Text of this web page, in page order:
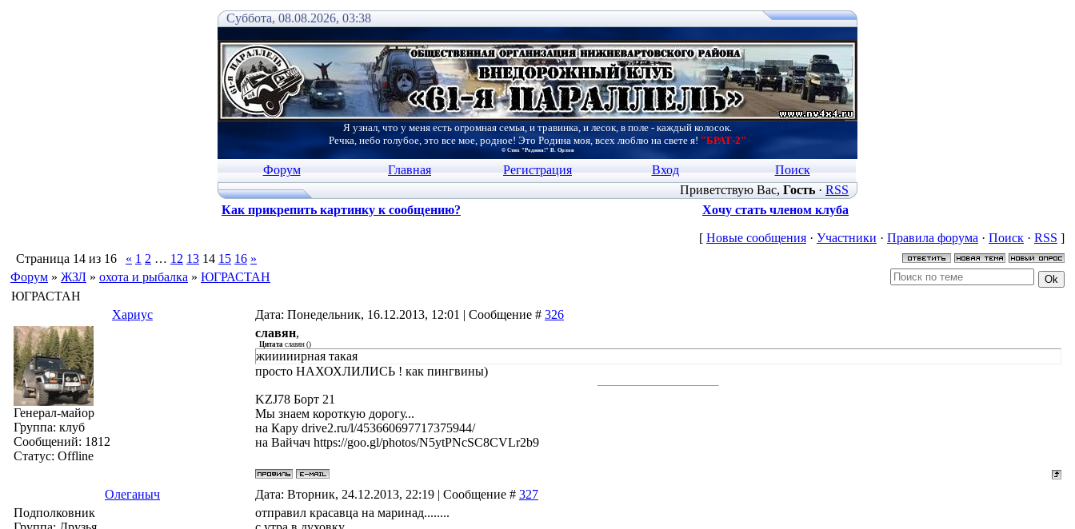
Суббота, 08.08.2026, 03:38
Я узнал, что у меня есть огромная семья, и травинка, и лесок, в поле - каждый колосок.
Речка, небо голубое, это все мое, родное! Это Родина моя, всех люблю на свете я! "БРАТ-2"
© Стих "Родина!" В. Орлов
Форум Главная Регистрация Вход
Поиск
Приветствую Вас, Гость· RSS
Как прикрепить картинку к сообщению?
Хочу стать членом клуба
[ Новые сообщения · Участники · Правила форума · Поиск · RSS ]
Страница 14 из 16 « 1 2 … 12 13 14 15 16 »
Форум » ЖЗЛ » охота и рыбалка » ЮГРАСТАН
ЮГРАСТАН
Хариус
Дата: Понедельник, 16.12.2013, 12:01 | Сообщение # 326
Генерал-майор
Группа: клуб
Сообщений: 1812
Статус: Offline
славян,
Цитата славян ()
жииииирная такая
просто НАХОХЛИЛИСЬ ! как пингвины)
KZJ78 Борт 21
Мы знаем короткую дорогу...
на Кару drive2.ru/l/453660697717375944/
на Вайчач https://goo.gl/photos/N5ytPNcSC8CVLr2b9
Олеганыч Дата: Вторник, 24.12.2013, 22:19 | Сообщение # 327
Подполковник
отправил красавца на маринад........